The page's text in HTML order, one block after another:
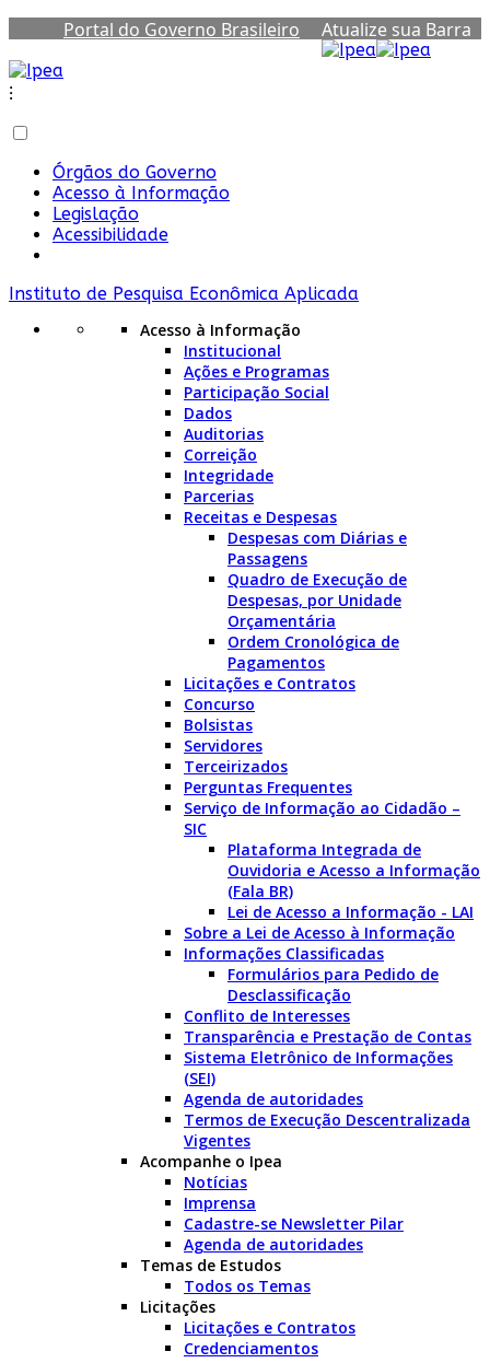
Portal do Governo Brasileiro
Atualize sua Barra
⁝
Órgãos do Governo
Acesso à Informação
Legislação
Acessibilidade
Instituto de Pesquisa Econômica Aplicada
Acesso à Informação
Institucional
Ações e Programas
Participação Social
Dados
Auditorias
Correição
Integridade
Parcerias
Receitas e Despesas
Despesas com Diárias e
Passagens
Quadro de Execução de
Despesas, por Unidade
Orçamentária
Ordem Cronológica de
Pagamentos
Licitações e Contratos
Concurso
Bolsistas
Servidores
Terceirizados
Perguntas Frequentes
Serviço de Informação ao Cidadão –
SIC
Plataforma Integrada de
Ouvidoria e Acesso a Informação
(Fala BR)
Lei de Acesso a Informação - LAI
Sobre a Lei de Acesso à Informação
Informações Classificadas
Formulários para Pedido de
Desclassificação
Conflito de Interesses
Transparência e Prestação de Contas
Sistema Eletrônico de Informações
(SEI)
Agenda de autoridades
Termos de Execução Descentralizada
Vigentes
Acompanhe o Ipea
Notícias
Imprensa
Cadastre-se Newsletter Pilar
Agenda de autoridades
Temas de Estudos
Todos os Temas
Licitações
Licitações e Contratos
Credenciamentos